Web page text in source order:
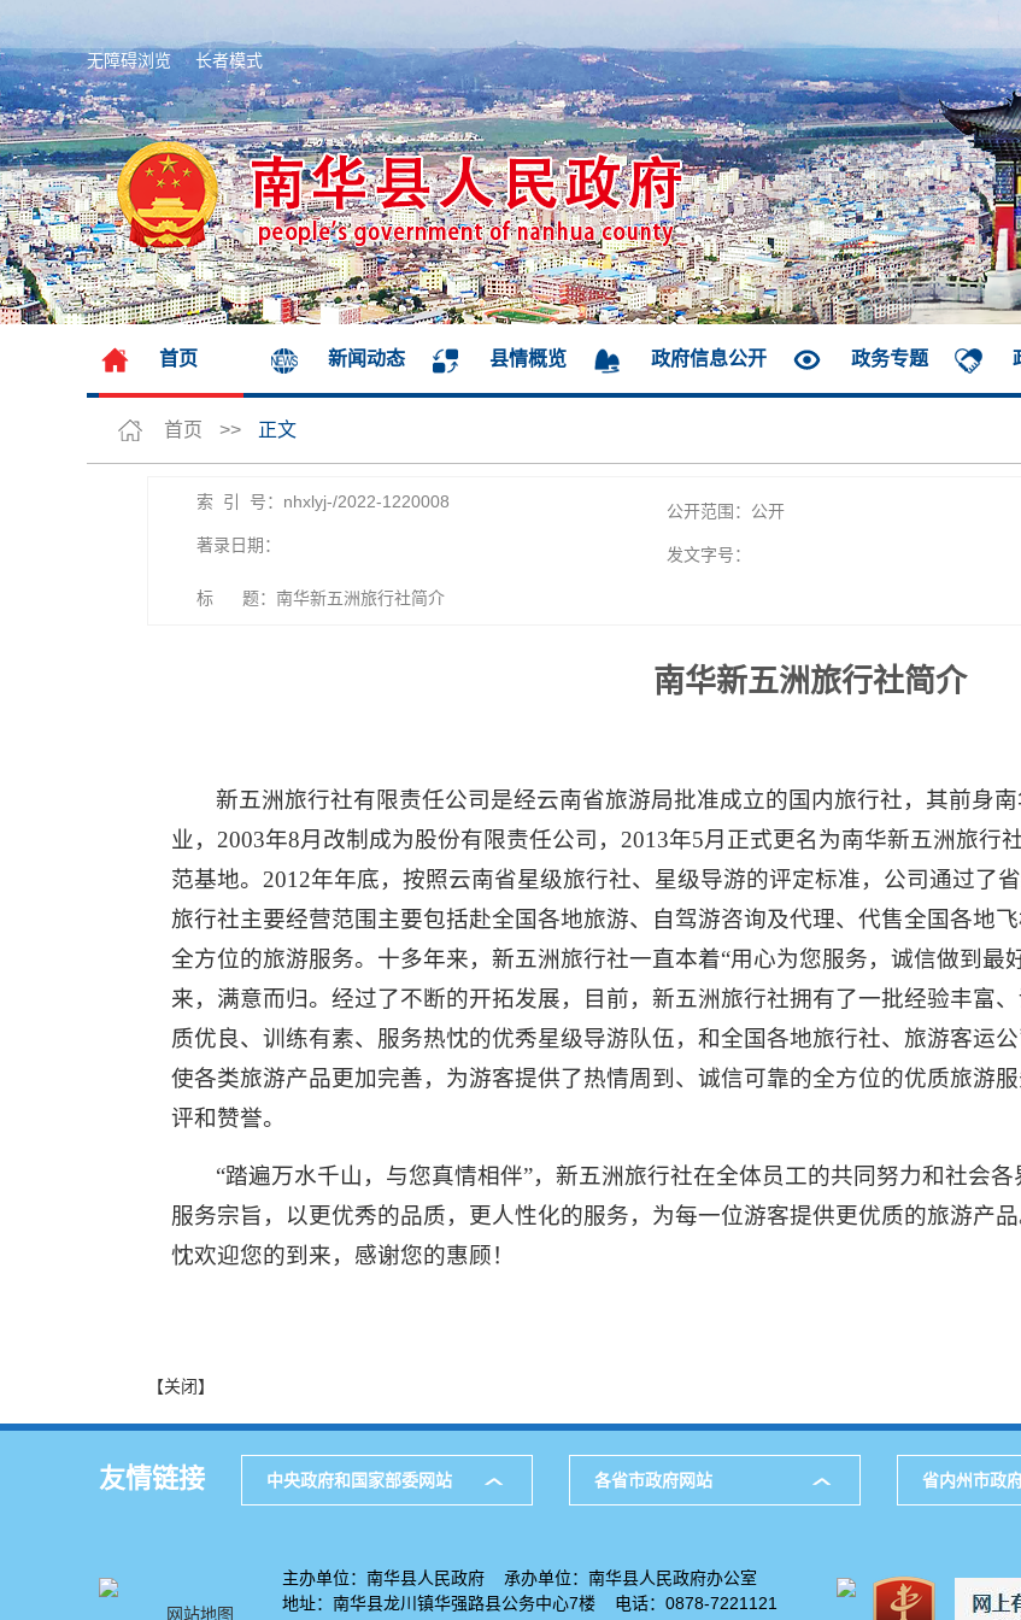
无障碍浏览 长者模式
首页 新闻动态 县情概览 政府信息公开 政务专题
首页 >> 正文
索 引 号：nhxlyj-/2022-1220008 公开范围：公开
著录日期：
发文字号：
标 题：南华新五洲旅行社简介
南华新五洲旅行社简介
新五洲旅行社有限责任公司是经云南省旅游局批准成立的国内旅行社，其前身
业，2003年8月改制成为股份有限责任公司，2013年5月正式更名为南华新五洲旅行
范基地。2012年年底，按照云南省星级旅行社、星级导游的评定标准，公司通过了
旅行社主要经营范围主要包括赴全国各地旅游、自驾游咨询及代理、代售全国各地
全方位的旅游服务。十多年来，新五洲旅行社一直本着“用心为您服务，诚信做到最
来，满意而归。经过了不断的开拓发展，目前，新五洲旅行社拥有了一批经验丰富
质优良、训练有素、服务热忱的优秀星级导游队伍，和全国各地旅行社、旅游客运
使各类旅游产品更加完善，为游客提供了热情周到、诚信可靠的全方位的优质旅游
评和赞誉。
“踏遍万水千山，与您真情相伴”，新五洲旅行社在全体员工的共同努力和社会
服务宗旨，以更优秀的品质，更人性化的服务，为每一位游客提供更优质的旅游产
忱欢迎您的到来，感谢您的惠顾！
【关闭】
友情链接 中央政府和国家部委网站 各省市政府网站 省内州市政
网站地图
主办单位：南华县人民政府 承办单位：南华县人民政府办公室
地址：南华县龙川镇华强路县公务中心7楼 电话：0878-7221121